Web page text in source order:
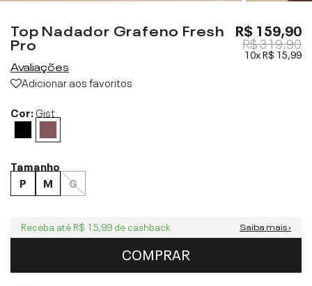
Top Nadador Grafeno Fresh
Pro
Avaliações
Adicionar aos favoritos
R$ 159,90
R$ 319,90
10xR$ 15,99
Cor:Gist
Tamanho
P
M G
Receba até R$ 15,99 de cashback Saiba mais ›
COMPRAR